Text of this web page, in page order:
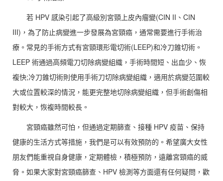
若 HPV 感染引起了高級別宮頸上皮內瘤變(CIN II、CIN
III)，為了防止病變進一步發展為宮頸癌，通常需要進行手術治
療。常見的手術方式有宮頸環形電切術(LEEP)和冷刀錐切術。
LEEP 術通過高頻電刀切除病變組織，手術時間短、出血少、恢
複快;冷刀錐切術則使用手術刀切除病變組織，適用於病變范圍較
大或位置較深的情況，能更完整地切除病變組織，但手術創傷相
對較大，恢複時間較長。
宮頸癌雖然可怕，但通過定期篩查、接種 HPV 疫苗、保持
健康的生活方式等措施，我們是可以有效預防的。希望廣大女性
朋友們能重視自身健康，定期體檢，積極預防，遠離宮頸癌的威
脅。如果大家對宮頸癌篩查、HPV 檢測等方面還有任何疑問，歡